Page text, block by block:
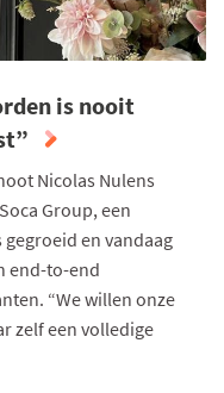
is nooit
Nicolas Nulens
Group, een
en vandaag
end-to-end
“We willen onze
zelf een volledige